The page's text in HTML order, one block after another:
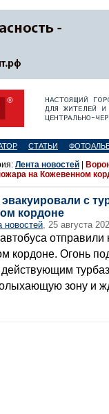
СТАТЬИ
Лента новостей
на Кожевенном
с
кордоне
новостей, 25 августа
кордоне. Огонь
действующим
зону и